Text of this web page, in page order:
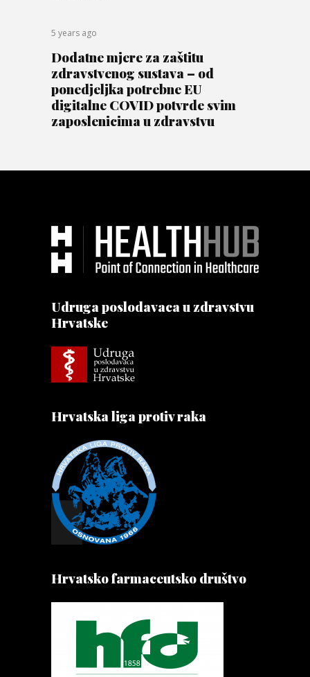
5 years ago
Dodatne mjere za zaštitu
zdravstvenog sustava – od
ponedjeljka potrebne EU
digitalne COVID potvrde svim
zaposlenicima u zdravstvu
Udruga poslodavaca u zdravstvu
Hrvatske
Hrvatska liga protiv raka
Hrvatsko farmaceutsko društvo